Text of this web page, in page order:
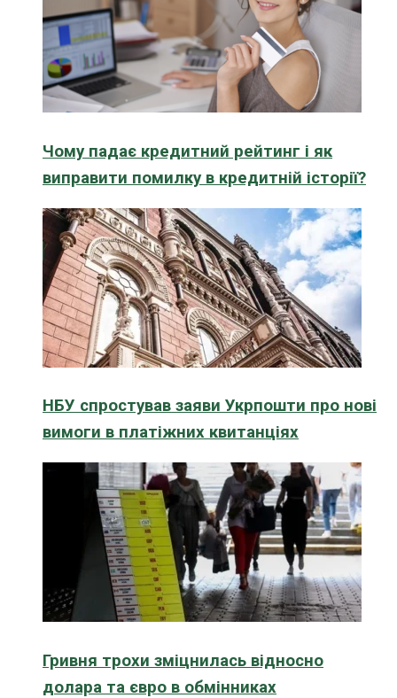
Чому падає кредитний рейтинг і як
виправити помилку в кредитній історії?
НБУ спростував заяви Укрпошти про нові
вимоги в платіжних квитанціях
Гривня трохи зміцнилась відносно
долара та євро в обмінниках